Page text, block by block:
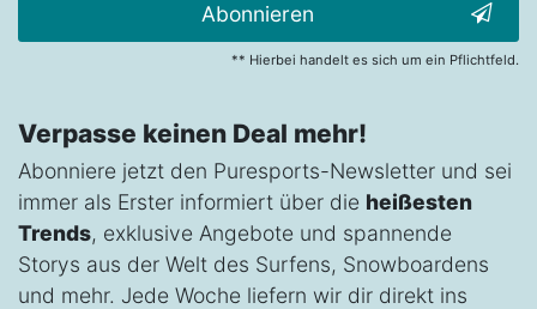
Abonnieren
** Hierbei handelt es sich um ein Pflichtfeld.
Verpasse keinen Deal mehr!
Abonniere jetzt den Puresports-Newsletter und sei
immer als Erster informiert über die heißesten
Trends, exklusive Angebote und spannende
Storys aus der Welt des Surfens, Snowboardens
und mehr. Jede Woche liefern wir dir direkt ins